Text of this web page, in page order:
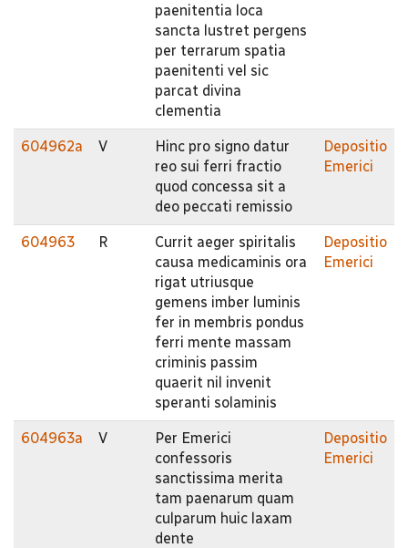
paenitentia loca
sancta lustret pergens
per terrarum spatia
paenitenti vel sic
parcat divina
clementia
604962a V
Hinc pro signo datur
reo sui ferri fractio
quod concessa sit a
deo peccati remissio
Depositio
Emerici
604963 R
Currit aeger spiritalis
causa medicaminis ora
rigat utriusque
gemens imber luminis
fer in membris pondus
ferri mente massam
criminis passim
quaerit nil invenit
speranti solaminis
Depositio
Emerici
604963a V
Per Emerici
confessoris
sanctissima merita
tam paenarum quam
culparum huic laxam
dente
Depositio
Emerici